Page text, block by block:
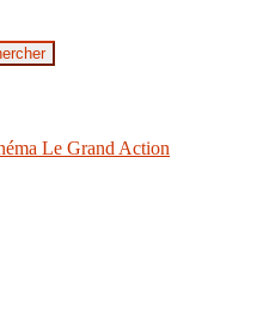
Le Grand Action